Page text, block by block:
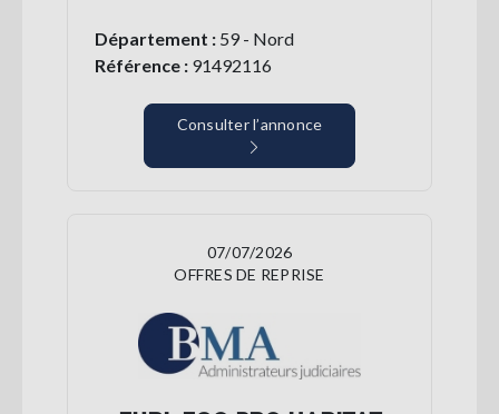
Département : 59 - Nord
Référence : 91492116
Consulter l’annonce
07/07/2026
OFFRES DE REPRISE